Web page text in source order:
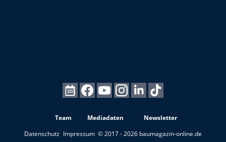
Team Mediadaten
Newsletter
Datenschutz Impressum © 2017 - 2026 baumagazin-online.de